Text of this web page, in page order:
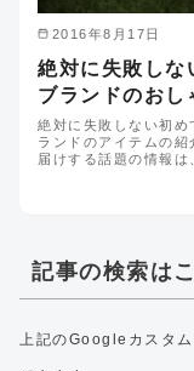
2016年8月17日
絶対に失敗しな
ブランドのおし
絶対に失敗しない初
ランドのアイテムの
届けする話題の情報
記事の検索は
上記のGoogleカスタ